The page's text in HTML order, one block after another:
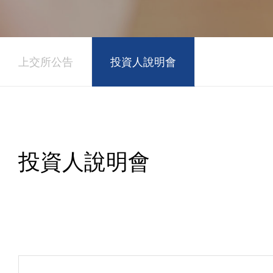
上交所公告 投資人說明會
投資人說明會